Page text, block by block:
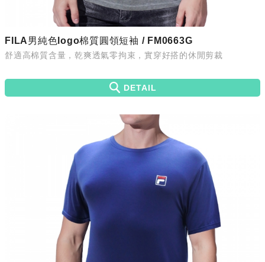
FILA男純色logo棉質圓領短袖 / FM0663G
舒適高棉質含量，乾爽透氣零拘束，實穿好搭的休閒剪裁
DETAIL